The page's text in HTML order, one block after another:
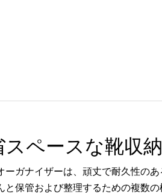
ペースな靴収納
ーガナイザーは、頑丈で耐久性の
と保管および整理するための複数